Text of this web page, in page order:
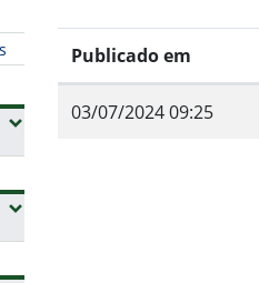
SUBMENUS)
SUBMENUS)
Publicado em
03/07/2024 09:25